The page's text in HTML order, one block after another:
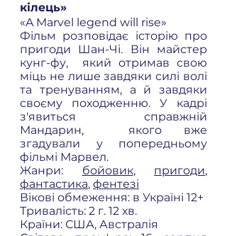
кілець»
«A Marvel legend will rise»
Фільм розповідає історію про
пригоди Шан-Чі. Він майстер
кунг-фу,  який отримав свою
міць не лише завдяки силі волі
та тренуванням, а й завдяки
своєму походженню. У кадрі
з'явиться справжній
Мандарин,  якого вже
згадували у попередньому
фільмі Марвел.
Жанри: бойовик, пригоди
фантастика, фентезі
Вікові обмеження: в Україні 12+
Тривалість: 2 г. 12 хв.
Країни: США, Австралія